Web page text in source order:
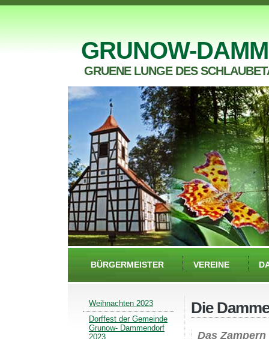
GRUNOW-
GRUENE LUNGE DES
BÜRGERMEISTER VEREINE
Die
Das Zampern
Weihnachten 2023
Dorffest der Gemeinde
Grunow- Dammendorf
2023